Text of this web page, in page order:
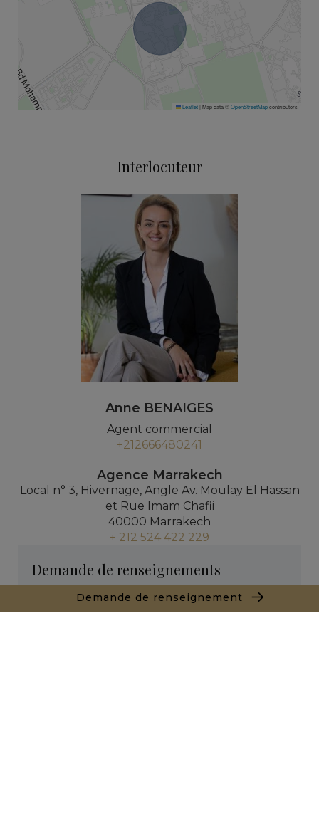
Demande de renseignement
Leaflet| Map data ©OpenStreetMapcontributors
Interlocuteur
Anne BENAIGES
Agent commercial
+212666480241
Agence Marrakech
Local n° 3, Hivernage, Angle Av. Moulay El Hassan
et Rue Imam Chafii
40000 Marrakech
+ 212 524 422 229
Demande de renseignements